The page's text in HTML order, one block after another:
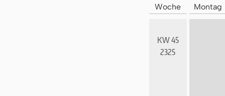
Woche Montag
KW 45
2325